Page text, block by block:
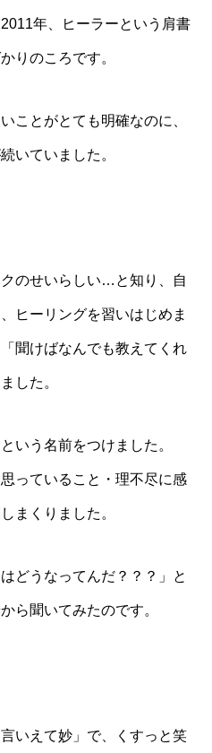
年、ヒーラーという肩書
りのころです。
ことがとても明確なのに、
いていました。
のせいらしい…と知り、自
ヒーリングを習いはじめま
聞けばなんでも教えてくれ
した。
いう名前をつけました。
っていること・理不尽に感
まくりました。
どうなってんだ？？？」と
ら聞いてみたのです。
いえて妙」で、くすっと笑